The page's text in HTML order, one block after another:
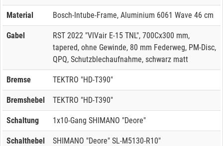
Material Bosch-Intube-Frame, Aluminium 6061 Wave 46 cm
Gabel
RST 2022 "VIVair E-15 TNL", 700Cx300 mm,
tapered, ohne Gewinde, 80 mm Federweg, PM-Disc,
QPQ, Schutzblechaufnahme, schwarz matt
Bremse TEKTRO "HD-T390"
Bremshebel TEKTRO "HD-T390"
Schaltung 1x10-Gang SHIMANO "Deore"
Schalthebel SHIMANO "Deore" SL-M5130-R10"